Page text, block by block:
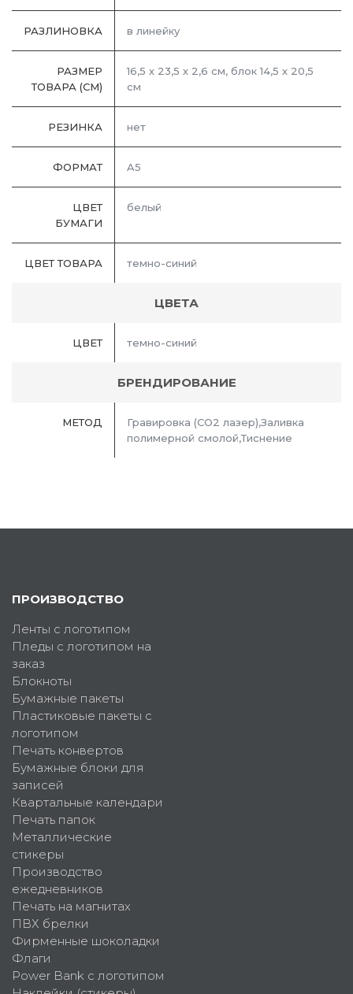
РАЗЛИНОВКА в линейку
РАЗМЕР
ТОВАРА (СМ)
16,5 х 23,5 х 2,6 см, блок 14,5 х 20,5
см
РЕЗИНКА нет
ФОРМАТ A5
ЦВЕТ
БУМАГИ
белый
ЦВЕТ ТОВАРА темно-синий
ЦВЕТА
ЦВЕТ темно-синий
БРЕНДИРОВАНИЕ
МЕТОД
Гравировка (CO2 лазер),Заливка
полимерной смолой,Тиснение
ПРОИЗВОДСТВО
Ленты с логотипом
Пледы с логотипом на
заказ
Блокноты
Бумажные пакеты
Пластиковые пакеты с
логотипом
Печать конвертов
Бумажные блоки для
записей
Квартальные календари
Печать папок
Металлические
стикеры
Производство
ежедневников
Печать на магнитах
ПВХ брелки
Фирменные шоколадки
Флаги
Power Bank с логотипом